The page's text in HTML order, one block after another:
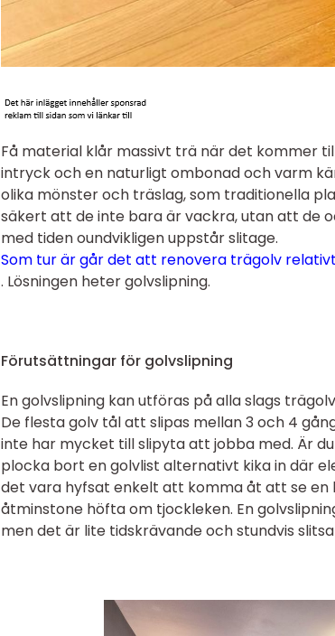
Få material klår massivt trä när det kommer
intryck och en naturligt ombonad och varm
olika mönster och träslag, som traditionella
säkert att de inte bara är vackra, utan att de
med tiden oundvikligen uppstår slitage.
Som tur är går det att renovera trägolv
. Lösningen heter golvslipning.
Förutsättningar för golvslipning
En golvslipning kan utföras på alla slags
De flesta golv tål att slipas mellan 3 och 4
inte har mycket till slipyta att jobba med. Är
plocka bort en golvlist alternativt kika in där
det vara hyfsat enkelt att komma åt att se
åtminstone höfta om tjockleken. En
men det är lite tidskrävande och stundvis